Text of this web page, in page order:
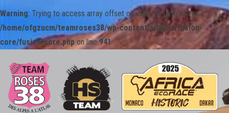
Warning: Trying to access array offset on value of type null in
/home/ofgzucm/teamroses38/wp-content/plugins/fusion-
core/fusion-core.php on line941